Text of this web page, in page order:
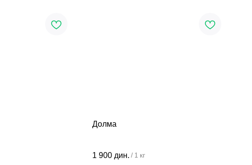
Долма
1 900 дин. / 1 кг